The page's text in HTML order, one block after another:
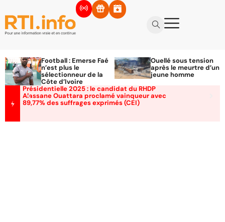
Football : Emerse Faé
n’est plus le
sélectionneur de la
Côte d’Ivoire
Ouellé sous tension
après le meurtre d’un
jeune homme
Présidentielle 2025 : le candidat du RHDP
Alassane Ouattara proclamé vainqueur avec
89,77% des suffrages exprimés (CEI)